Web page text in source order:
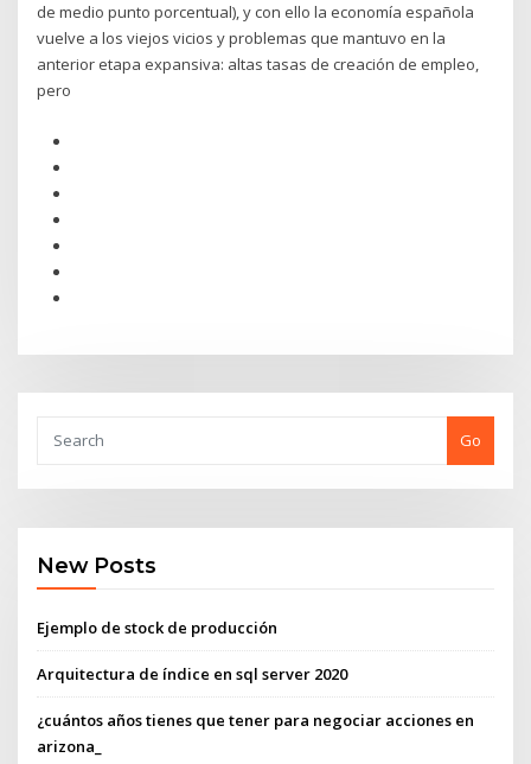
de medio punto porcentual), y con ello la economía española
vuelve a los viejos vicios y problemas que mantuvo en la
anterior etapa expansiva: altas tasas de creación de empleo,
pero
Go
New Posts
Ejemplo de stock de producción
Arquitectura de índice en sql server 2020
¿cuántos años tienes que tener para negociar acciones en
arizona_